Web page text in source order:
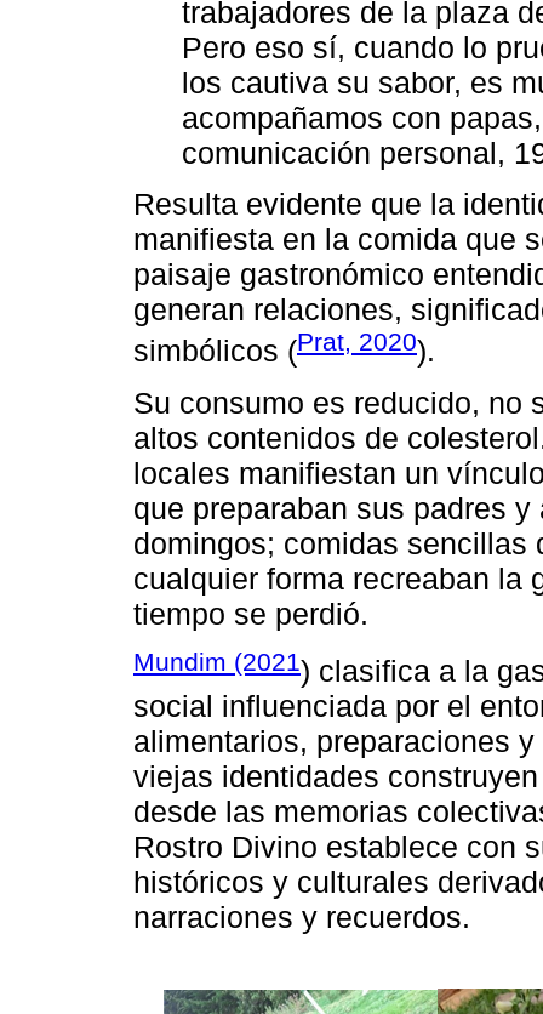
trabajadores de la plaza
Pero eso sí, cuando lo
los cautiva su sabor, es
acompañamos con
comunicación personal,
Resulta evidente que la
manifiesta en la comida que
paisaje gastronómico
generan relaciones,
simbólicos (Prat, 2020).
Su consumo es reducido, no
altos contenidos de
locales manifiestan un
que preparaban sus padres
domingos; comidas sencillas
cualquier forma recreaban la
tiempo se perdió.
Mundim (2021) clasifica a la
social influenciada por el
alimentarios, preparaciones
viejas identidades
desde las memorias
Rostro Divino establece con
históricos y culturales
narraciones y recuerdos.